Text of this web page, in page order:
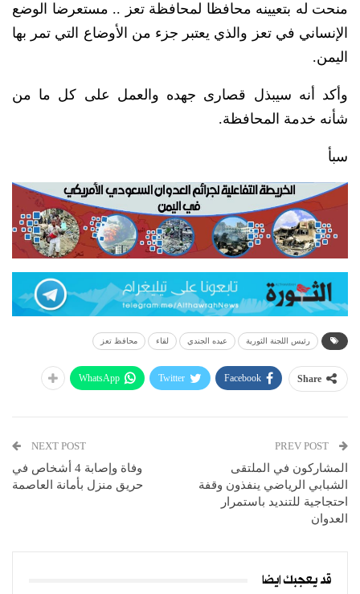
منحت له بتعيينه محافظا لمحافظة تعز .. مستعرضا الوضع
الإنساني في تعز والذي يعتبر جزء من الأوضاع التي تمر بها
اليمن.
وأكد أنه سيبذل قصارى جهده والعمل على كل ما من
شأنه خدمة المحافظة.
سبأ
رئيس اللجنة الثورية عيده الجندي لقاء محافظ تعز
Share
Facebook
Twitter
WhatsApp
المشاركون في الملتقى
الشبابي الرياضي ينفذون وقفة
احتجاجية للتنديد باستمرار
العدوان
NEXT POST
وفاة وإصابة 4 أشخاص في
حريق منزل بأمانة العاصمة
قد يعجبك ايضا